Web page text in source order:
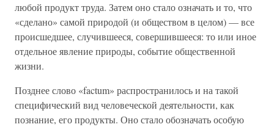
любой продукт труда. Затем оно стало означать и то, что
«сделано» самой природой (и обществом в целом) — все
происшедшее, случившееся, совершившееся: то или иное
отдельное явление природы, событие общественной
жизни.
Позднее слово «factum» распространилось и на такой
специфический вид человеческой деятельности, как
познание, его продукты. Оно стало обозначать особую